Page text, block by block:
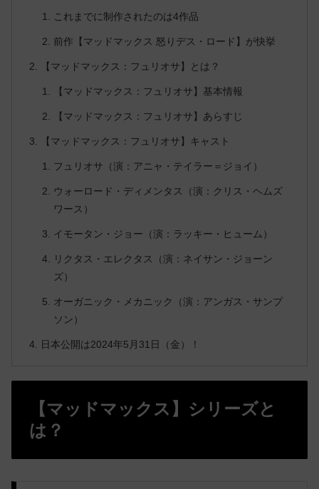
これまでに制作されたのは4作品
前作【マッドマックス 怒りデス・ロード】が快挙
【マッドマックス：フュリオサ】とは？
【マッドマックス：フュリオサ】基本情報
【マッドマックス：フュリオサ】あらすじ
【マッドマックス：フュリオサ】キャスト
フュリオサ（演：アニャ・テイラー＝ジョイ）
ウォーロード・ディメンタス（演：クリス・ヘムズ
ワース）
イモータン・ジョー（演：ラッキー・ヒューム）
リクタス・エレクタス（演：ネイサン・ジョーン
ズ）
オーガニック・メカニック（演：アンガス・サンプ
ソン）
日本公開は2024年5月31日（金）！
【マッドマックス】シリーズと
は？